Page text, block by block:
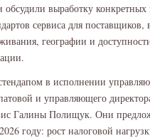
выработку
сервиса для поставщиков,
географии и
в исполнении
и управляющего
Галины Полищук. Они
году: рост налоговой